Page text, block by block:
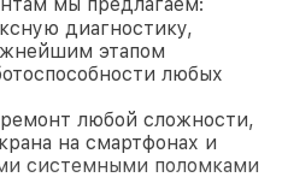
диагностику,
этапом
любых
любой сложности,
на смартфонах и
системными поломками